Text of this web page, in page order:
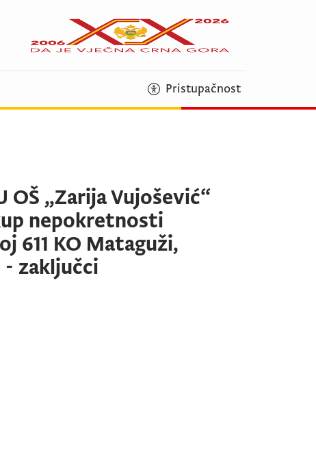
Pristupačnost
OŠ „Zarija Vujošević“
nepokretnosti
611 KO Mataguži,
zaključci